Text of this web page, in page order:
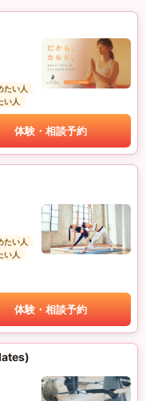
たい人
い人
体験・相談予約
たい人
い人
体験・相談予約